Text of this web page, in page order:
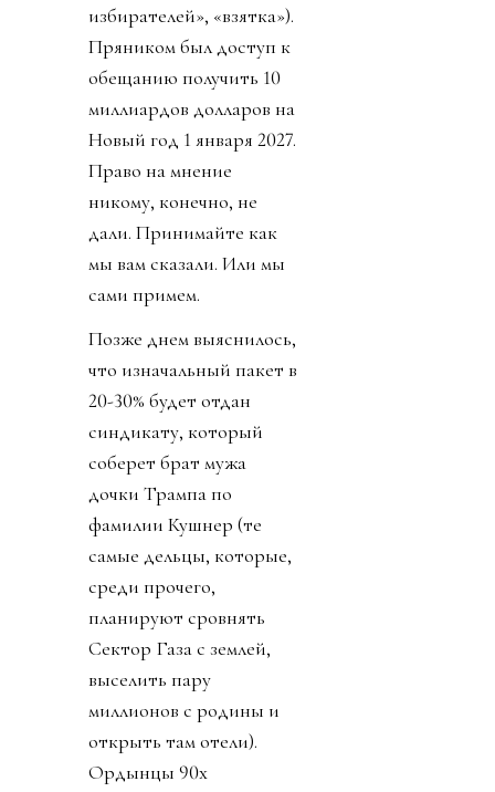
избирателей», «взятка»).
Пряником был доступ к
обещанию получить 10
миллиардов долларов на
Новый год 1 января 2027.
Право на мнение
никому, конечно, не
дали. Принимайте как
мы вам сказали. Или мы
сами примем.
Позже днем выяснилось,
что изначальный пакет в
20-30% будет отдан
синдикату, который
соберет брат мужа
дочки Трампа по
фамилии Кушнер (те
самые дельцы, которые,
среди прочего,
планируют сровнять
Сектор Газа с землей,
выселить пару
миллионов с родины и
открыть там отели).
Ордынцы 90х